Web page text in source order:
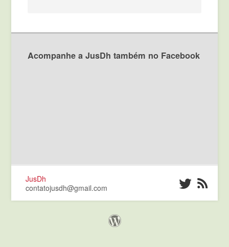
Acompanhe a JusDh também no Facebook
JusDh
contatojusdh@gmail.com